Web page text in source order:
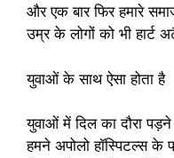
और एक बार फिर हमारे
उम्र के लोगों को भी
युवाओं के साथ ऐसा होता है
युवाओं में दिल का दौरा
हमने अपोलो हॉस्पिटल्स के